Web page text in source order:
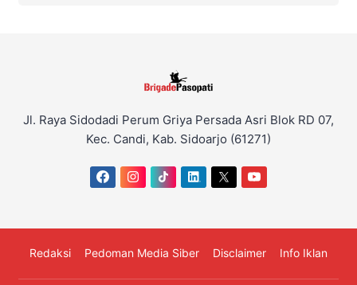
Jl. Raya Sidodadi Perum Griya Persada Asri Blok RD 07,
Kec. Candi, Kab. Sidoarjo (61271)
Redaksi Pedoman Media Siber Disclaimer Info Iklan